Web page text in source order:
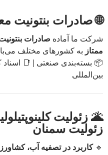
🌐 صادرات بنتونیت
شرکت ما آماده صادرات
ممتاز به کشورهای مختلف
📦 بسته‌بندی صنعتی | 📑
بین‌المللی
زئولیت سمنان
🔹 کاربرد در تصفیه آب،